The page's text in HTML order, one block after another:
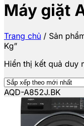
Máy giặt
Trang chủ / Sản
Kg”
Hiển thị kết quả duy
AQD-A852J.BK